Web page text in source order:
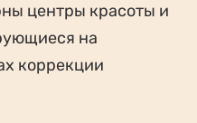
центры красоты и
на
коррекции